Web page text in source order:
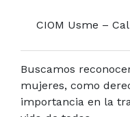
CIOM Usme –
Buscamos
mujeres, como
importancia en la